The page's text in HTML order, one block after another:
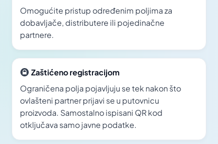
Omogućite pristup određenim poljima za
dobavljače, distributere ili pojedinačne
partnere.
Zaštićeno registracijom
Ograničena polja pojavljuju se tek nakon što
ovlašteni partner prijavi se u putovnicu
proizvoda. Samostalno ispisani QR kod
otključava samo javne podatke.